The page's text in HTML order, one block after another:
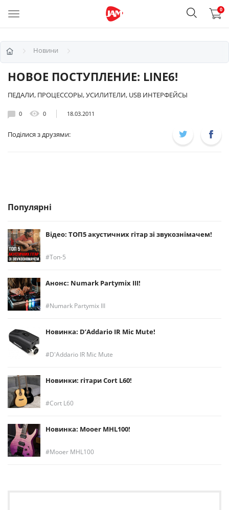
0
Новини
НОВОЕ ПОСТУПЛЕНИЕ: LINE6!
ПЕДАЛИ, ПРОЦЕССОРЫ, УСИЛИТЕЛИ, USB ИНТЕРФЕЙСЫ
0 0 18.03.2011
Поділися з друзями:
Популярні
Відео: ТОП5 акустичних гітар зі звукознімачем!
Топ-5
Анонс: Numark Partymix III!
Numark Partymix III
Новинка: D’Addario IR Mic Mute!
D'Addario IR Mic Mute
Новинки: гітари Cort L60!
Cort L60
Новинка: Mooer MHL100!
Mooer MHL100